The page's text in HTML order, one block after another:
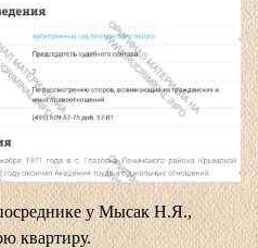
у Мысак Н.Я.,
квартиру.